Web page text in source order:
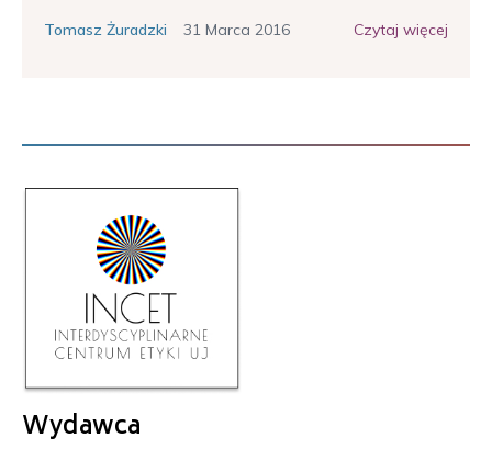
Tomasz Żuradzki 31 Marca 2016 Czytaj więcej
Wydawca